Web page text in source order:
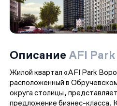
Описание AFI
Жилой квартал «AFI Park
расположенный в
округа столицы,
предложение бизнес-класса.